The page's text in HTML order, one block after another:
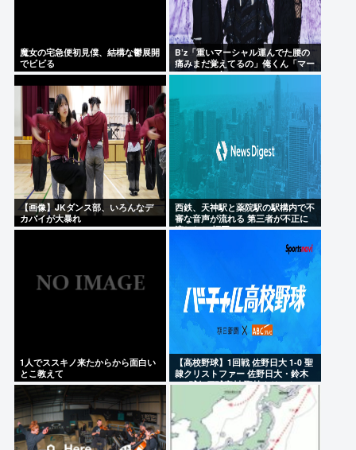
魔女の宅急便初見僕、結構な鬱展開
でビビる
B’z「重いマーシャル運んでた腰の
痛みまだ覚えてるの」俺くん「マー
シャルって何？ 」
【画像】JKダンス部、いろんなデ
カパイが大暴れ
西鉄、天神駅と薬院駅の駅構内で不
審な音声が流れる 第三者が不正に
流したか 福岡
1人でススキノ来たからから面白い
とこ教えて
【高校野球】1回戦 佐野日大 1-0 聖
隷クリストファー 佐野日大・鈴木
102球無四球完封 聖隷クリストファ
ーはエラーに泣く